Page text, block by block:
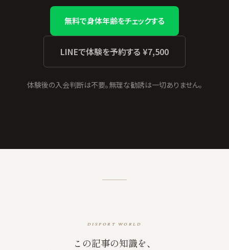
無料で身体年齢をチェックする
LINEで体験を予約する ¥7,500
体験後の入会判断は不要。無理な勧誘は一切ありません。
DISPORT WORLD
この記事の知識を、